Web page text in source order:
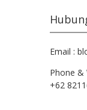
Email :
Phone &
+62